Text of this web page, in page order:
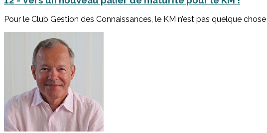
Pour le Club Gestion des Connaissances, le KM n’est pas quelque